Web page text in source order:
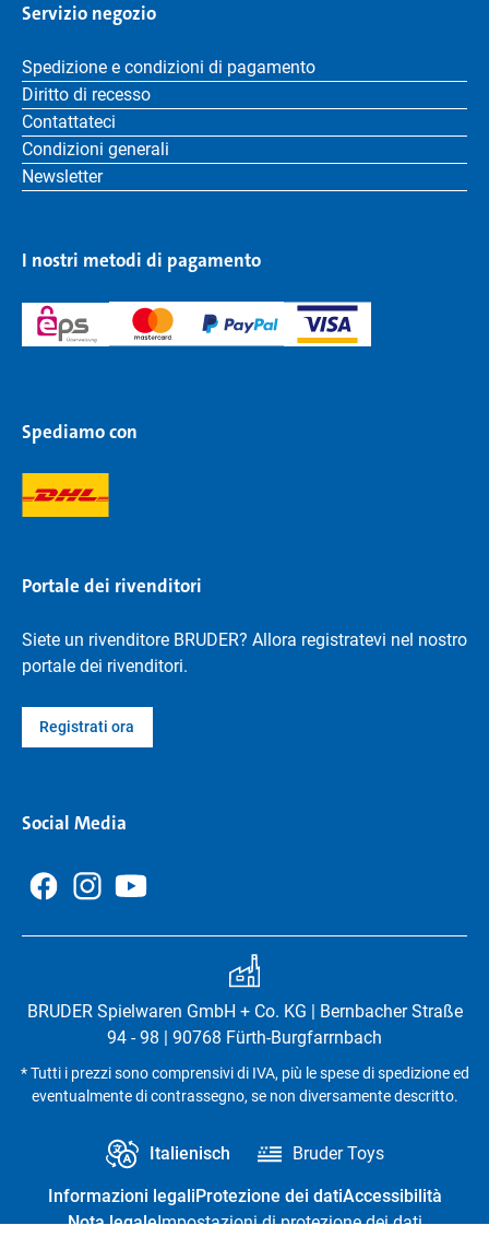
Servizio negozio
Spedizione e condizioni di pagamento
Diritto di recesso
Contattateci
Condizioni generali
Newsletter
I nostri metodi di pagamento
Spediamo con
Portale dei rivenditori
Siete un rivenditore BRUDER? Allora registratevi nel nostro
portale dei rivenditori.
Registrati ora
Social Media
BRUDER Spielwaren GmbH + Co. KG | Bernbacher Straße
94 - 98 | 90768 Fürth-Burgfarrnbach
* Tutti i prezzi sono comprensivi di IVA, più le spese di spedizione ed
eventualmente di contrassegno, se non diversamente descritto.
Italienisch Bruder Toys
Informazioni legaliProtezione dei datiAccessibilità
Nota legaleImpostazioni di protezione dei dati